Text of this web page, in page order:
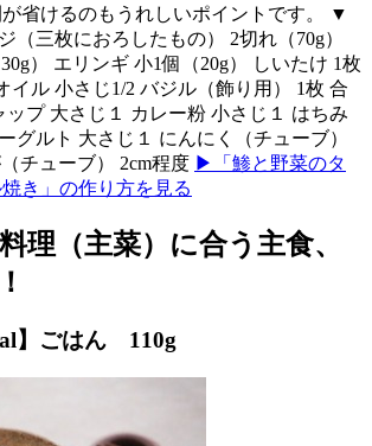
省けるのもうれしいポイントです。 ▼
（三枚におろしたもの） 2切れ（70g）
） エリンギ 小1個（20g） しいたけ 1枚
イル 小さじ1/2 バジル（飾り用） 1枚 合
ップ 大さじ１ カレー粉 小さじ１ はちみ
グルト 大さじ１ にんにく（チューブ）
チューブ） 2cm程度 ▶「鯵と野菜のタ
き」の作り方を見る
理（主菜）に合う主食、
】ごはん 110g